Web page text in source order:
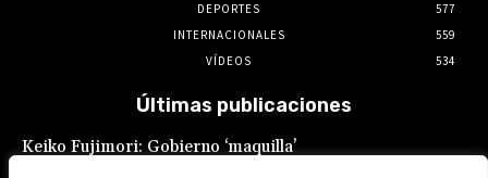
DEPORTES
577
INTERNACIONALES
559
VÍDEOS
534
Últimas publicaciones
Keiko Fujimori: Gobierno ‘maquilla’